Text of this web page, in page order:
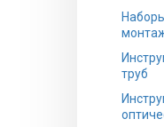
труб